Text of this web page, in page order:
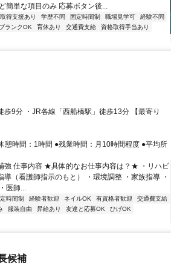
簡単な項目のみ 応募ボタン後...
得支援あり 学歴不問 固定時間制 職場見学可
経験不問
ブランクOK 育休あり 交通費支給
資格取得手当あり
歩9分 ・JR各線「西船橋駅」徒歩13分 【最寄り
憩時間：1時間 ●残業時間：月10時間程度 ●平均所
強 仕事内容 ★具体的なお仕事内容は？★ ・リハビ
導（看護師指示のもと） ・環境調整 ・家族指導 ・
医師...
時間制 経験者歓迎 ネイルOK 有資格者歓迎
交通費支給
服装自由 昇給あり 友達と応募OK
ひげOK
候補